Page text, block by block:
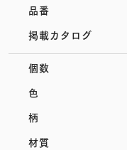
品番
掲載カタログ
個数
色
柄
材質